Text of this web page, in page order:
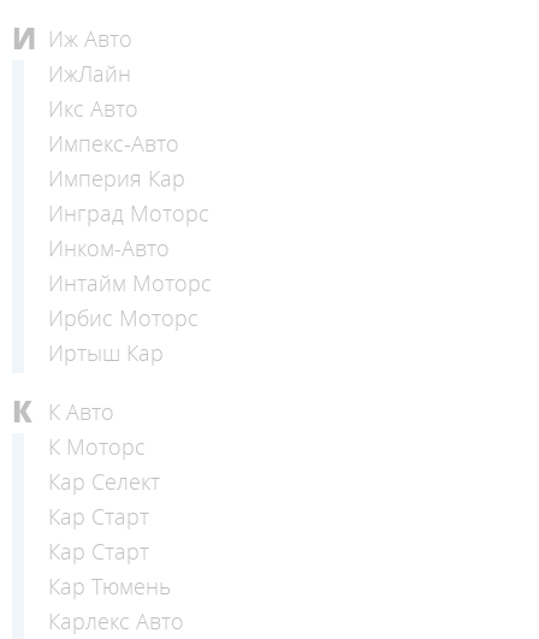
И Иж Авто
ИжЛайн
Икс Авто
Импекс-Авто
Империя Кар
Инград Моторс
Инком-Авто
Интайм Моторс
Ирбис Моторс
Иртыш Кар
К
К Авто
К Моторс
Кар Селект
Кар Старт
Кар Старт
Кар Тюмень
Карлекс Авто